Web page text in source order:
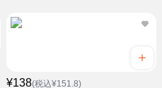
¥138(税込¥151.8)